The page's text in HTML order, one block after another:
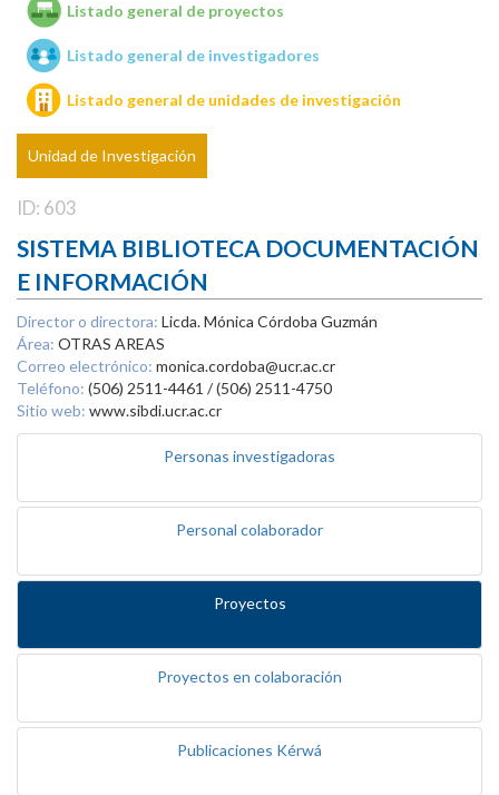
Unidades de investigación
Listado general de proyectos
Listado general de investigadores
Listado general de unidades de investigación
Unidad de Investigación
ID: 603
SISTEMA BIBLIOTECA DOCUMENTACIÓN
E INFORMACIÓN
Director o directora: Licda. Mónica Córdoba Guzmán
Área: OTRAS AREAS
Correo electrónico: monica.cordoba@ucr.ac.cr
Teléfono: (506) 2511-4461 / (506) 2511-4750
Sitio web: www.sibdi.ucr.ac.cr
Personas investigadoras
Personal colaborador
Proyectos
Proyectos en colaboración
Publicaciones Kérwá